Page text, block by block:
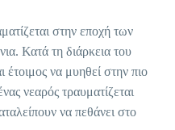
στην εποχή των
Κατά τη διάρκεια του
έτοιμος να μυηθεί στην πιο
νεαρός τραυματίζεται
να πεθάνει στο